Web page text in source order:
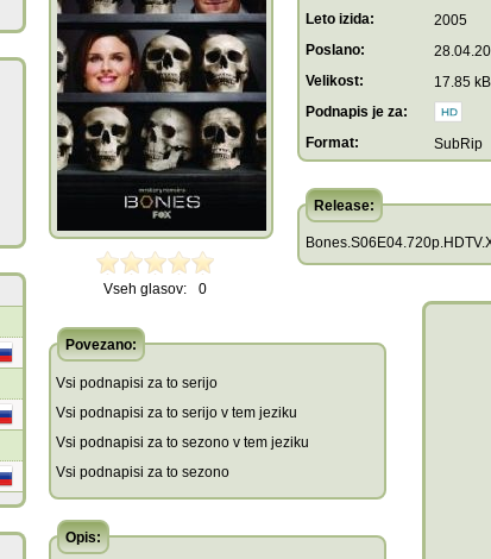
Vseh glasov: 0
Leto izida:
2005
Poslano:
Velikost:
17.85 kB
Podnapis je za:
Format:
SubRip
Release:
Povezano:
Vsi podnapisi za to serijo
Vsi podnapisi za to serijo v tem jeziku
Vsi podnapisi za to sezono v tem jeziku
Vsi podnapisi za to sezono
Opis: